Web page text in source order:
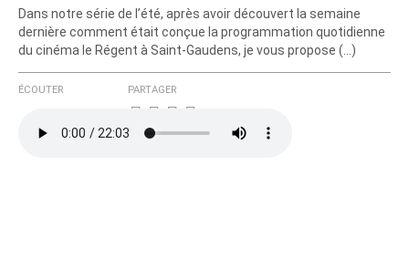
Dans notre série de l’été, après avoir découvert la semaine
dernière comment était conçue la programmation quotidienne
du cinéma le Régent à Saint-Gaudens, je vous propose (…)
ÉCOUTER PARTAGER